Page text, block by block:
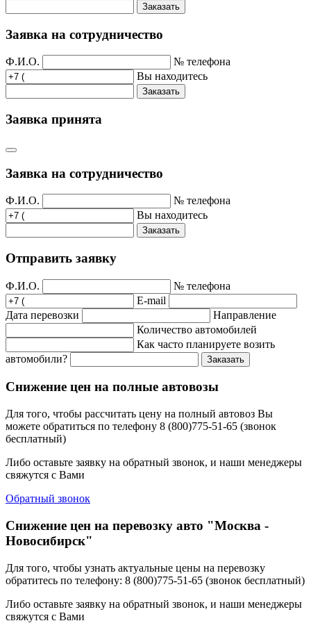
Заказать
Заявка на сотрудничество
Ф.И.О.
№ телефона
Вы находитесь
Заказать
Заявка принята
Заявка на сотрудничество
Ф.И.О.
№ телефона
Вы находитесь
Заказать
Отправить заявку
Ф.И.О.
№ телефона
E-mail
Дата перевозки
Направление
Количество автомобилей
Как часто планируете возить
автомобили?
Заказать
Снижение цен на полные автовозы
Для того, чтобы рассчитать цену на полный автовоз Вы
можете обратиться по телефону 8 (800)775-51-65 (звонок
бесплатный)
Либо оставьте заявку на обратный звонок, и наши менеджеры
свяжутся с Вами
Обратный звонок
Снижение цен на перевозку авто "Москва -
Новосибирск"
Для того, чтобы узнать актуальные цены на перевозку
обратитесь по телефону: 8 (800)775-51-65 (звонок бесплатный)
Либо оставьте заявку на обратный звонок, и наши менеджеры
свяжутся с Вами